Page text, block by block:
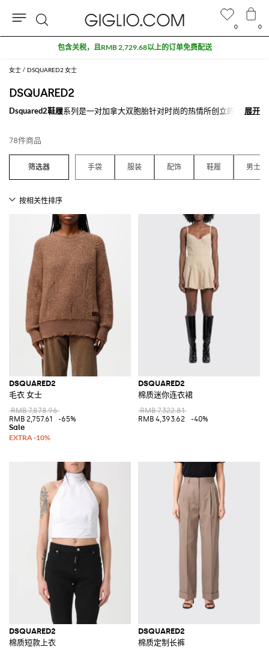
女士 DSQUARED2 女士
DSQUARED2
Dsquared2鞋履系列是一对加拿大双胞胎针对时尚的热情所创立的卓越国
了他们第一系列全男款。Dsquared2是加拿大灵魂和意大利剪裁，风格，
音乐和表演的混搭智慧，连同注重细节，创造出唯一的、挑衅十足的设
计，表现出对于意大利制造品牌中加拿大创新灵魂的全新独特视野，通过
搭配一件毛衣、T恤，上衣，沿帽和一件独特且色彩丰富的印花dsquared
卫衣。 除此之外，这些只是该时尚公司推出的部分单品，还有其他众多
高品质产品：飞行员夹克，连帽或拉链式卫衣，运动鞋，男包，背包，运
动长裤，套头衫，独特帽子，冬季防水外套和夏季泳衣。 面料采用高品
质材料，如纯棉，弹性棉，科技面料，真皮，牛仔，尼龙，橡胶，羊毛和
外套填充的天然羽毛，完全符合企业的高标准来满足每一位选择购买高品
质男装、女装或童装的顾客。
浏览我们的Dsquared品牌冬夏系列众多款式，并购买你最爱的款式就在
Giglio.com官方授权销售商，满500€免费配送。
不要忘记探索我们的品牌折扣专区！
查看所有 DSQUARED2
展开
展开
78件商品
手袋 服装 配饰 鞋履 男士
DSQUARED2
毛衣 女士
RMB 7,878.96
RMB 2,757.61
-65%
DSQUARED2
棉质迷你连衣裙
RMB 7,322.81
RMB 4,393.62
-40%
DSQUARED2
棉质短款上衣
DSQUARED2
棉质定制长裤
0 0
奥特莱斯专区额外九折